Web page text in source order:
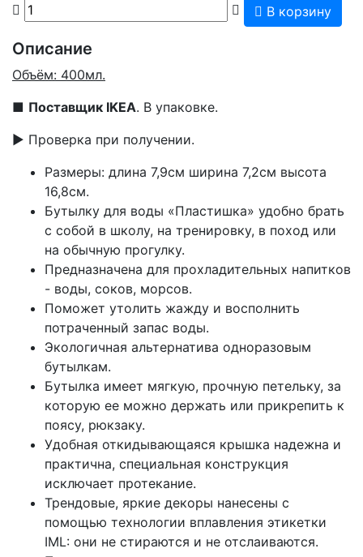
В корзину
Описание
Объём: 400мл.
■ Поставщик IKEA. В упаковке.
▶ Проверка при получении.
Размеры: длина 7,9см ширина 7,2см высота
16,8см.
Бутылку для воды «Пластишка» удобно брать
с собой в школу, на тренировку, в поход или
на обычную прогулку.
Предназначена для прохладительных напитков
- воды, соков, морсов.
Поможет утолить жажду и восполнить
потраченный запас воды.
Экологичная альтернатива одноразовым
бутылкам.
Бутылка имеет мягкую, прочную петельку, за
которую ее можно держать или прикрепить к
поясу, рюкзаку.
Удобная откидывающаяся крышка надежна и
практична, специальная конструкция
исключает протекание.
Трендовые, яркие декоры нанесены с
помощью технологии вплавления этикетки
IML: они не стираются и не отслаиваются.